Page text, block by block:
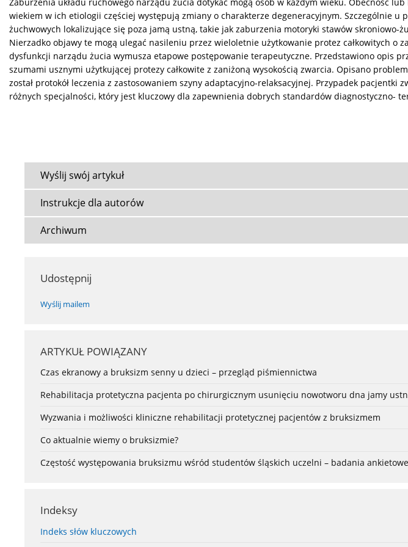
Zaburzenia układu ruchowego narządu żucia dotykać mogą osób w każdym wieku. Obecność
wiekiem w ich etiologii częściej występują zmiany o charakterze degeneracyjnym. Szczególnie
żuchwowych lokalizujące się poza jamą ustną, takie jak zaburzenia motoryki stawów skroniowo-
Nierzadko objawy te mogą ulegać nasileniu przez wieloletnie użytkowanie protez całkowitych o
dysfunkcji narządu żucia wymusza etapowe postępowanie terapeutyczne. Przedstawiono opis
szumami usznymi użytkującej protezy całkowite z zaniżoną wysokością zwarcia. Opisano
został protokół leczenia z zastosowaniem szyny adaptacyjno-relaksacyjnej. Przypadek
różnych specjalności, który jest kluczowy dla zapewnienia dobrych standardów diagnostyczno-
Wyślij swój artykuł
Instrukcje dla autorów
Archiwum
Udostępnij
Wyślij mailem
ARTYKUŁ POWIĄZANY
Czas ekranowy a bruksizm senny u dzieci – przegląd piśmiennictwa
Rehabilitacja protetyczna pacjenta po chirurgicznym usunięciu nowotworu dna jamy
Wyzwania i możliwości kliniczne rehabilitacji protetycznej pacjentów z bruksizmem
Co aktualnie wiemy o bruksizmie?
Częstość występowania bruksizmu wśród studentów śląskich uczelni – badania ankietowe
Indeksy
Indeks słów kluczowych